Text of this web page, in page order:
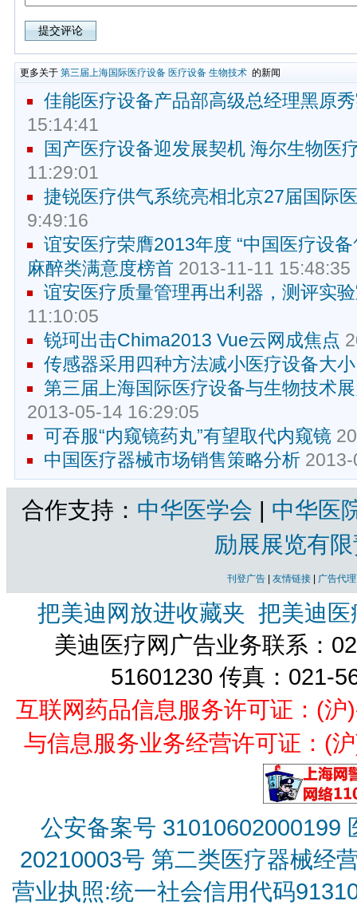
更多关于 第三届上海国际医疗设备 医疗设备 生物技术 的新闻
佳能医疗设备产品部高级总经理黑原
15:14:41
国产医疗设备迎发展契机 海尔生物医
11:29:01
捷锐医疗供气系统亮相北京27届国际
9:49:16
谊安医疗荣膺2013年度 “中国医疗设
麻醉类满意度榜首 2013-11-11 15:48:35
谊安医疗质量管理再出利器，测评实
11:10:05
锐珂出击Chima2013 Vue云网成焦点
传感器采用四种方法减小医疗设备大小
第三届上海国际医疗设备与生物技术
2013-05-14 16:29:05
可吞服“内窥镜药丸”有望取代内窥镜
中国医疗器械市场销售策略分析
合作支持： 中华医学会 | 中华医
励展展览有
刊登广告 友情链接 广告代
把美迪网放进收藏夹 把美迪
美迪医疗网广告业务联系：
51601230 传真：021-
互联网药品信息服务许可证：(
与信息服务业务经营许可证：(
公安备案号 31010602000199
20210003号 第二类医疗器械经
营业执照:统一社会信用代码